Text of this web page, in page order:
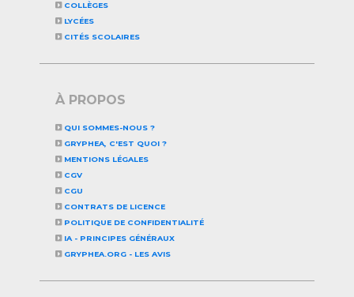
COLLÈGES
LYCÉES
CITÉS SCOLAIRES
À PROPOS
QUI SOMMES-NOUS ?
GRYPHEA, C'EST QUOI ?
MENTIONS LÉGALES
CGV
CGU
CONTRATS DE LICENCE
POLITIQUE DE CONFIDENTIALITÉ
IA - PRINCIPES GÉNÉRAUX
GRYPHEA.ORG - LES AVIS